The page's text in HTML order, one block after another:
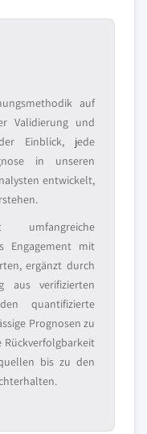
auf
Validierung und
Einblick, jede
in unseren
entwickelt,
Engagement mit
ergänzt durch
aus verifizierten
quantifizierte
Prognosen zu
bis zu den